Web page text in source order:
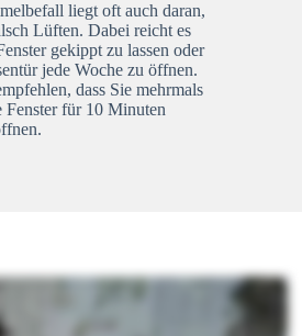
liegt oft auch daran,
Lüften. Dabei reicht es
gekippt zu lassen oder
jede Woche zu öffnen.
dass Sie mehrmals
Fenster für 10 Minuten